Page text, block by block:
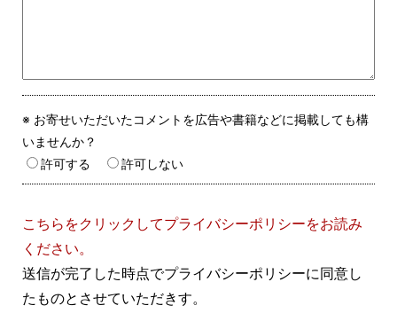
※ お寄せいただいたコメントを広告や書籍などに掲載しても構
いませんか？
許可する
許可しない
こちらをクリックしてプライバシーポリシーをお読み
ください。
送信が完了した時点でプライバシーポリシーに同意し
たものとさせていただきす。